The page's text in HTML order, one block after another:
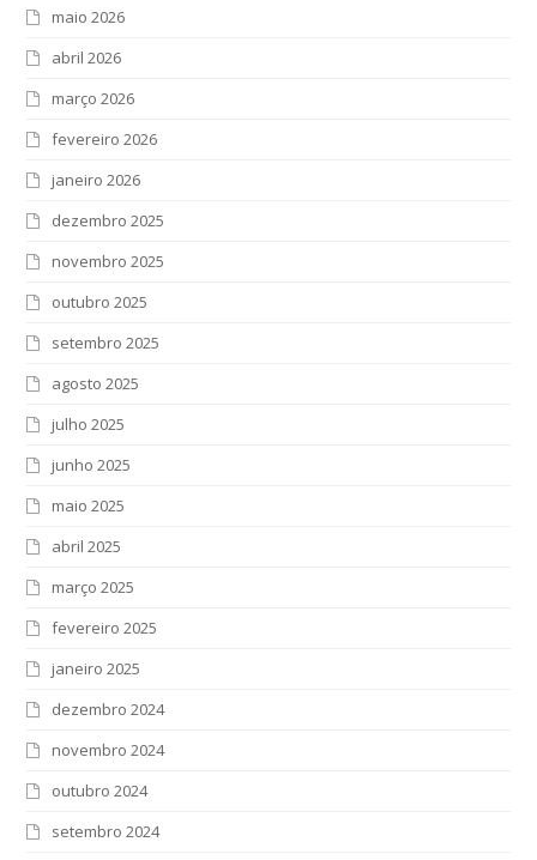
maio 2026
abril 2026
março 2026
fevereiro 2026
janeiro 2026
dezembro 2025
novembro 2025
outubro 2025
setembro 2025
agosto 2025
julho 2025
junho 2025
maio 2025
abril 2025
março 2025
fevereiro 2025
janeiro 2025
dezembro 2024
novembro 2024
outubro 2024
setembro 2024